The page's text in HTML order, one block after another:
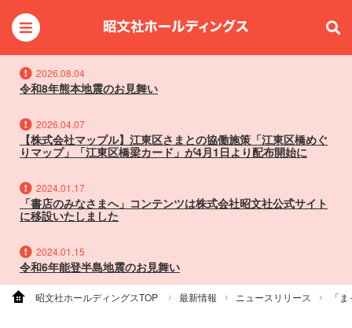
2026.08.04
令和8年熊本地震のお見舞い
2026.04.07
【株式会社マップル】江東区さまとの協働施策「江東区橋めぐ
りマップ」「江東区橋梁カード」が4月1日より配布開始に
2024.01.17
「書店のみなさまへ」コンテンツは株式会社昭文社公式サイト
に移設いたしました
2024.01.15
令和6年能登半島地震のお見舞い
昭文社ホールディングスTOP 最新情報 ニュースリリース 「